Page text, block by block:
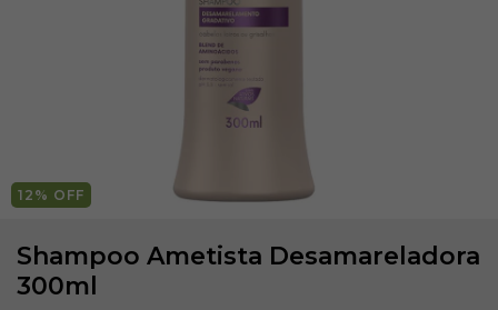
12 % OFF
Shampoo Ametista Desamareladora
300ml